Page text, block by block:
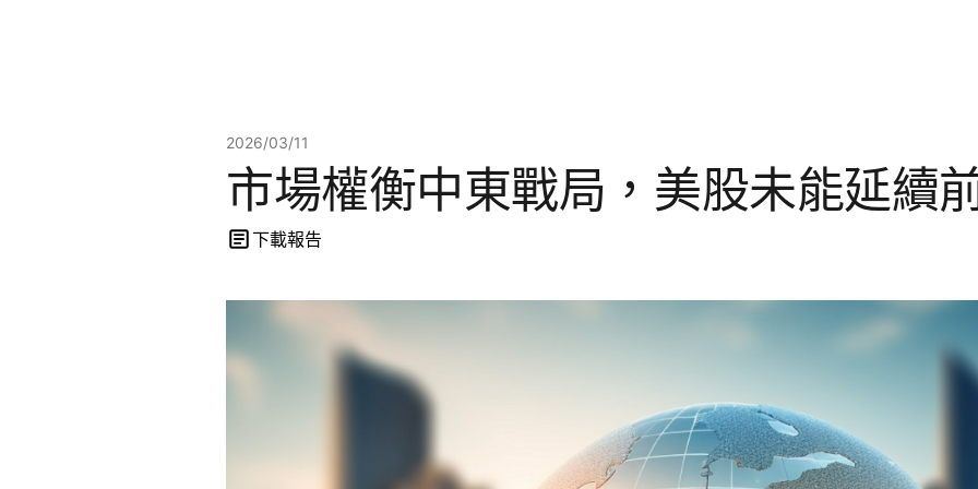
2026/03/11
市場權衡中東戰局，美股未能延續
下載報告